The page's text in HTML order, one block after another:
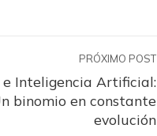
PRÓXIMO POST
e Inteligencia Artificial:
binomio en constante
evolución